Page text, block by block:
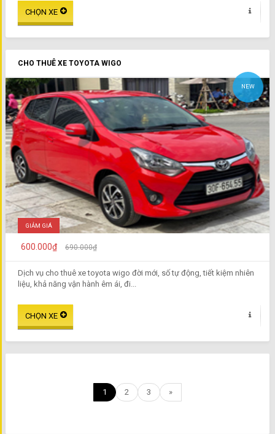
CHO THUÊ XE TOYOTA WIGO
NEW
GIẢM GIÁ
600.000₫ 690.000₫
Dịch vụ cho thuê xe toyota wigo đời mới, số tự động, tiết kiệm nhiên
liệu, khả năng vận hành êm ái, đi...
1 2 3 »